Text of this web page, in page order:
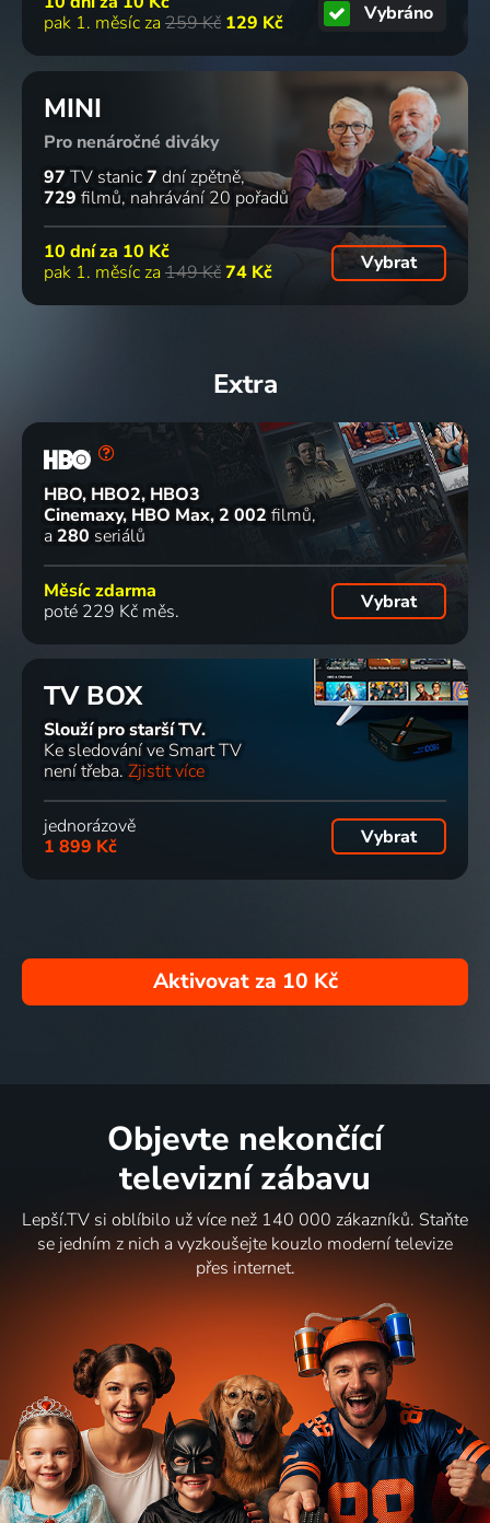
pak 1. měsíc za 259 Kč 129 Kč Vybráno
MINI
Pro nenáročné diváky
97 TV stanic7 dní zpětně
729 filmů nahrávání 20 pořadů
10 dní za 10 Kč
pak 1. měsíc za 149 Kč74 Kč Vybrat
Extra
HBO, HBO2, HBO3
Cinemaxy, HBO Max 2 002 filmů
a 280 seriálů
Měsíc zdarma
poté 229 Kč měs.
Vybrat
TV BOX
Slouží pro starší TV.
Ke sledování ve Smart TV
není třeba. Zjistit více
jednorázově
1 899 Kč
Vybrat
Aktivovat za 10 Kč
Objevte nekončící
televizní zábavu
Lepší.TV si oblíbilo už více než 140 000 zákazníků. Staňte
se jedním z nich a vyzkoušejte kouzlo moderní televize
přes internet.